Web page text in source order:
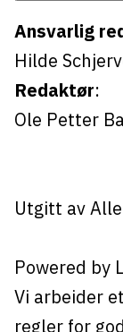
Ansvarlig
Hilde
Redaktør:
Ole Petter
Utgitt av
Powered by
Vi arbeider
regler for